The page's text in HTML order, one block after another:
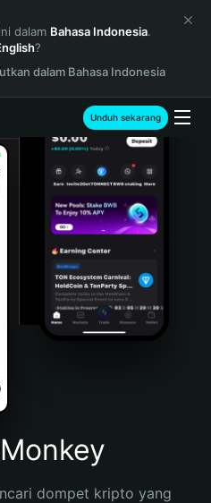
dalam Bahasa Indonesia.
?
dalam Bahasa Indonesia
Unduh sekarang
dompet kripto yang